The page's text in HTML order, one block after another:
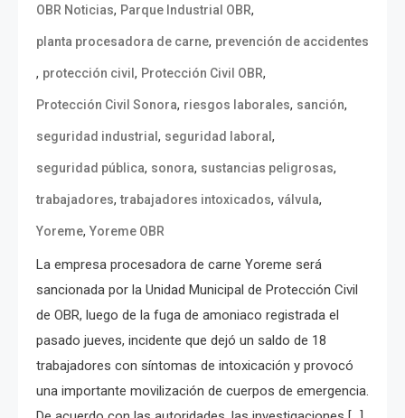
OBR Noticias, Parque Industrial OBR,
planta procesadora de carne, prevención de accidentes
, protección civil , Protección Civil OBR,
Protección Civil Sonora, riesgos laborales, sanción,
seguridad industrial , seguridad laboral ,
seguridad pública, sonora, sustancias peligrosas,
trabajadores,trabajadores intoxicados, válvula,
Yoreme, Yoreme OBR
La empresa procesadora de carne Yoreme será
sancionada por la Unidad Municipal de Protección Civil
de OBR, luego de la fuga de amoniaco registrada el
pasado jueves, incidente que dejó un saldo de 18
trabajadores con síntomas de intoxicación y provocó
una importante movilización de cuerpos de emergencia.